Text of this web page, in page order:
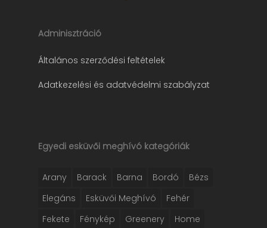
Adminisztráció
Általános szerződési feltételek
Adatkezelési és adatvédelmi szabályzat
Egyedi esküvői meghívó kategóriák
Arany Barack Barna Bordó
Bézs
Elegáns
Esküvői Meghívó
Fehér
Fekete
Fénykép Greenery
Home